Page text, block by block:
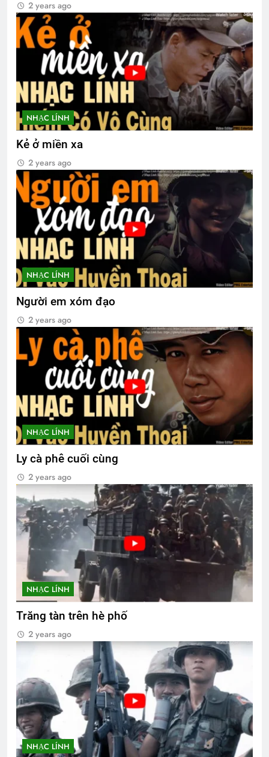
2 years ago
NHẠC LÍNH
Kẻ ở miền xa
2 years ago
NHẠC LÍNH
Người em xóm đạo
2 years ago
NHẠC LÍNH
Ly cà phê cuối cùng
2 years ago
NHẠC LÍNH
Trăng tàn trên hè phố
2 years ago
NHẠC LÍNH